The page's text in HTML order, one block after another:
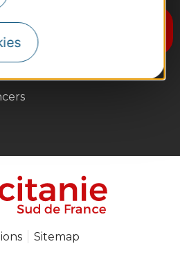
the newsletter
Occitanie
Sitemap